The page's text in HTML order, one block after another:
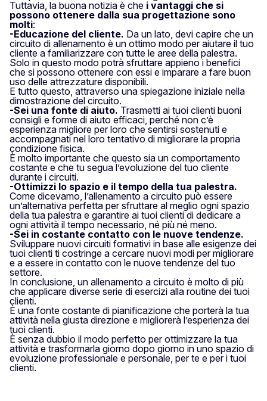
Tuttavia, la buona notizia è che i vantaggi che si
possono ottenere dalla sua progettazione sono
molti:
-Educazione del cliente. Da un lato, devi capire che un
circuito di allenamento è un ottimo modo per aiutare il tuo
cliente a familiarizzare con tutte le aree della palestra.
Solo in questo modo potrà sfruttare appieno i benefici
che si possono ottenere con essi e imparare a fare buon
uso delle attrezzature disponibili.
E tutto questo, attraverso una spiegazione iniziale nella
dimostrazione del circuito.
-Sei una fonte di aiuto. Trasmetti ai tuoi clienti buoni
consigli e forme di aiuto efficaci, perché non c’è
esperienza migliore per loro che sentirsi sostenuti e
accompagnati nel loro tentativo di migliorare la propria
condizione fisica.
È molto importante che questo sia un comportamento
costante e che tu segua l’evoluzione del tuo cliente
durante i circuiti.
-Ottimizzi lo spazio e il tempo della tua palestra.
Come dicevamo, l’allenamento a circuito può essere
un’alternativa perfetta per sfruttare al meglio ogni spazio
della tua palestra e garantire ai tuoi clienti di dedicare a
ogni attività il tempo necessario, né più né meno.
-Sei in costante contatto con le nuove tendenze.
Sviluppare nuovi circuiti formativi in base alle esigenze dei
tuoi clienti ti costringe a cercare nuovi modi per migliorare
e a essere in contatto con le nuove tendenze del tuo
settore.
In conclusione, un allenamento a circuito è molto di più
che applicare diverse serie di esercizi alla routine dei tuoi
clienti.
È una fonte costante di pianificazione che porterà la tua
attività nella giusta direzione e migliorerà l’esperienza dei
tuoi clienti.
È senza dubbio il modo perfetto per ottimizzare la tua
attività e trasformarla giorno dopo giorno in uno spazio di
evoluzione professionale e personale, per te e per i tuoi
clienti.